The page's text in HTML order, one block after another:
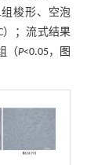
组梭形、空泡
）；流式结果
（P<0.05，
图